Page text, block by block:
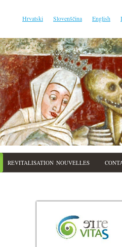
Hrvatski Slovenščina English
REVITALISATION NOUVELLES